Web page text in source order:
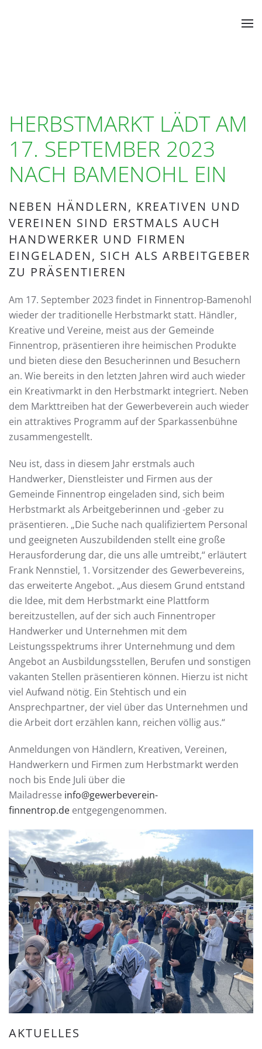
HERBSTMARKT LÄDT AM
17. SEPTEMBER 2023
NACH BAMENOHL EIN
NEBEN HÄNDLERN, KREATIVEN UND
VEREINEN SIND ERSTMALS AUCH
HANDWERKER UND FIRMEN
EINGELADEN, SICH ALS ARBEITGEBER
ZU PRÄSENTIEREN
Am 17. September 2023 findet in Finnentrop-Bamenohl
wieder der traditionelle Herbstmarkt statt. Händler,
Kreative und Vereine, meist aus der Gemeinde
Finnentrop, präsentieren ihre heimischen Produkte
und bieten diese den Besucherinnen und Besuchern
an. Wie bereits in den letzten Jahren wird auch wieder
ein Kreativmarkt in den Herbstmarkt integriert. Neben
dem Markttreiben hat der Gewerbeverein auch wieder
ein attraktives Programm auf der Sparkassenbühne
zusammengestellt.
Neu ist, dass in diesem Jahr erstmals auch
Handwerker, Dienstleister und Firmen aus der
Gemeinde Finnentrop eingeladen sind, sich beim
Herbstmarkt als Arbeitgeberinnen und -geber zu
präsentieren. „Die Suche nach qualifiziertem Personal
und geeigneten Auszubildenden stellt eine große
Herausforderung dar, die uns alle umtreibt,“ erläutert
Frank Nennstiel, 1. Vorsitzender des Gewerbevereins,
das erweiterte Angebot. „Aus diesem Grund entstand
die Idee, mit dem Herbstmarkt eine Plattform
bereitzustellen, auf der sich auch Finnentroper
Handwerker und Unternehmen mit dem
Leistungsspektrums ihrer Unternehmung und dem
Angebot an Ausbildungsstellen, Berufen und sonstigen
vakanten Stellen präsentieren können. Hierzu ist nicht
viel Aufwand nötig. Ein Stehtisch und ein
Ansprechpartner, der viel über das Unternehmen und
die Arbeit dort erzählen kann, reichen völlig aus.“
Anmeldungen von Händlern, Kreativen, Vereinen,
Handwerkern und Firmen zum Herbstmarkt werden
noch bis Ende Juli über die
Mailadresse info@gewerbeverein-
finnentrop.de entgegengenommen.
AKTUELLES